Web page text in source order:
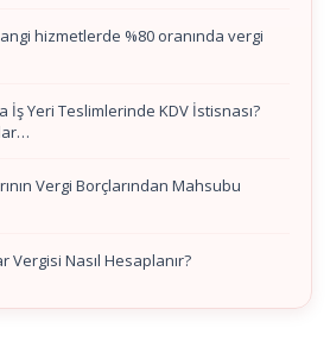
hizmetlerde %80 oranında vergi
İş Yeri Teslimlerinde KDV İstisnası?
Vergi Borçlarından Mahsubu
Vergisi Nasıl Hesaplanır?